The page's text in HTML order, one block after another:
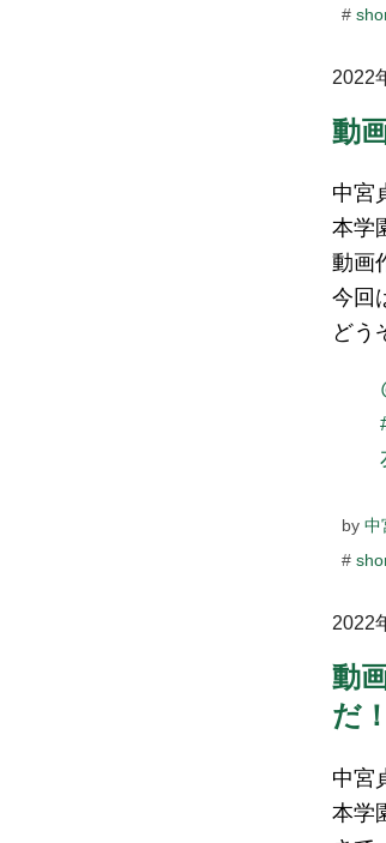
#
2022
動
中宮
本学
動画
今回
どう
by 中
#
2022
動
だ！
中宮
本学